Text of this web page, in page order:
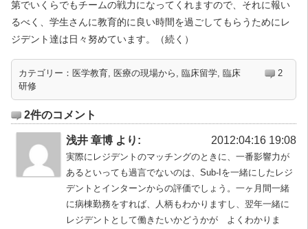
第でいくらでもチームの戦力になってくれますので、それに報い
るべく、学生さんに教育的に良い時間を過ごしてもらうためにレ
ジデント達は日々努めています。（続く）
カテゴリー： 医学教育, 医療の現場から , 臨床留学, 臨床
研修
2
2件のコメント
浅井 章博 より: 2012:04:16 19:08
実際にレジデントのマッチングのときに、一番影響力が
あるといっても過言でないのは、Sub-Iを一緒にしたレジ
デントとインターンからの評価でしょう。一ヶ月間一緒
に病棟勤務をすれば、人柄もわかりますし、翌年一緒に
レジデントとして働きたいかどうかが よくわかりま